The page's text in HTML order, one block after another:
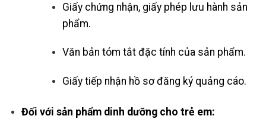
Giấy chứng nhận, giấy phép lưu hành sản
phẩm.
Văn bản tóm tắt đặc tính của sản phẩm.
Giấy tiếp nhận hồ sơ đăng ký quảng cáo.
Đối với sản phẩm dinh dưỡng cho trẻ em: